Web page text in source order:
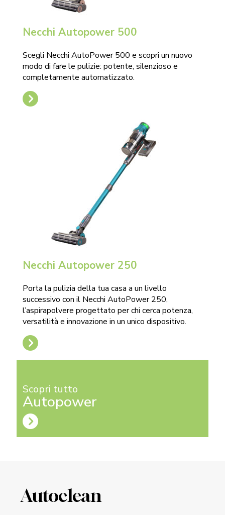
Necchi Autopower 500
Scegli Necchi AutoPower 500 e scopri un nuovo
modo di fare le pulizie: potente, silenzioso e
completamente automatizzato.
Necchi Autopower 250
Porta la pulizia della tua casa a un livello
successivo con il NecchiAutoPower250,
l’aspirapolvere progettato per chi cerca potenza,
versatilità e innovazione in un unico dispositivo.
Scopri tutto
Autopower
Autoclean